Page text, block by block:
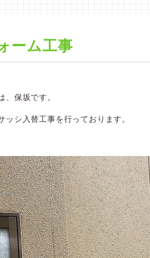
ーム工事
、保坂です。
シ入替工事を行っております。